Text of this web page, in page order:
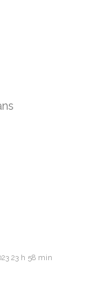
23 h 58 min